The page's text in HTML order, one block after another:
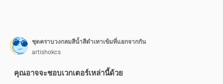
ชุดคราบวงกลมสีน้ำสีดำเทาเข้มที่แยกจากกัน
artishokcs
คุณอาจจะชอบเวกเตอร์เหล่านี้ด้วย